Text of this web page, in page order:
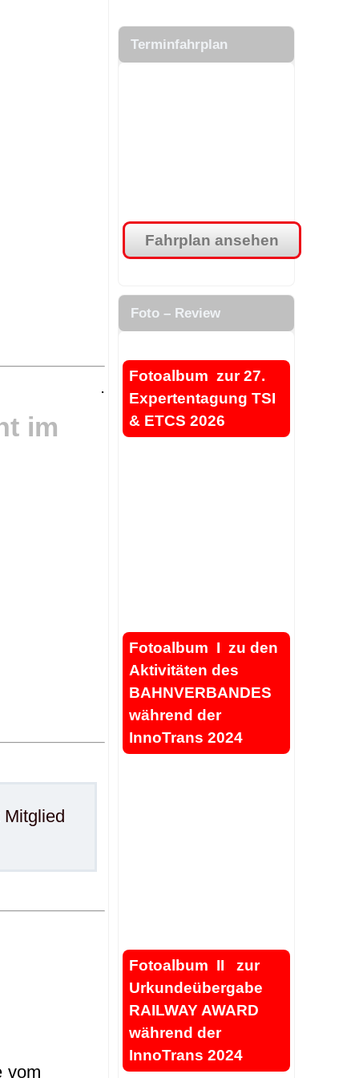
.
im
vom
Terminfahrplan
Fahrplan ansehen
Foto – Review
Fotoalbum zur 27.
Expertentagung TSI
& ETCS 2026
Fotoalbum I zu den
Aktivitäten des
BAHNVERBANDES
während der
InnoTrans 2024
Fotoalbum II zur
Urkundeübergabe
RAILWAY AWARD
während der
InnoTrans 2024